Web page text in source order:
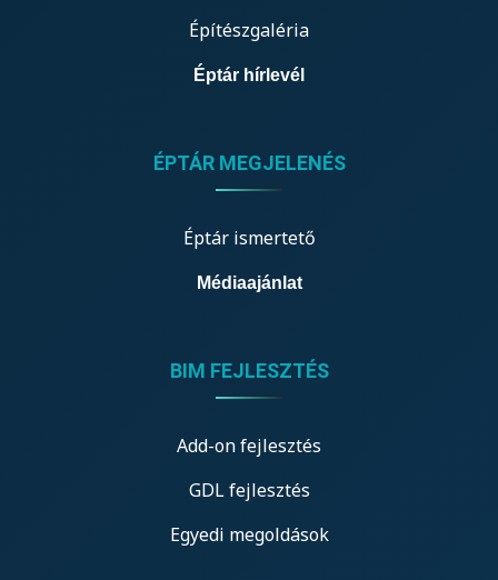
Építészgaléria
Éptár hírlevél
ÉPTÁR MEGJELENÉS
Éptár ismertető
Médiaajánlat
BIM FEJLESZTÉS
Add-on fejlesztés
GDL fejlesztés
Egyedi megoldások